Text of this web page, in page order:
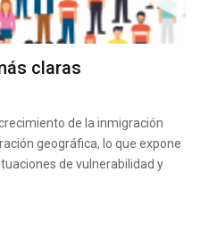
claras
de la inmigración
geográfica, lo que expone
de vulnerabilidad y